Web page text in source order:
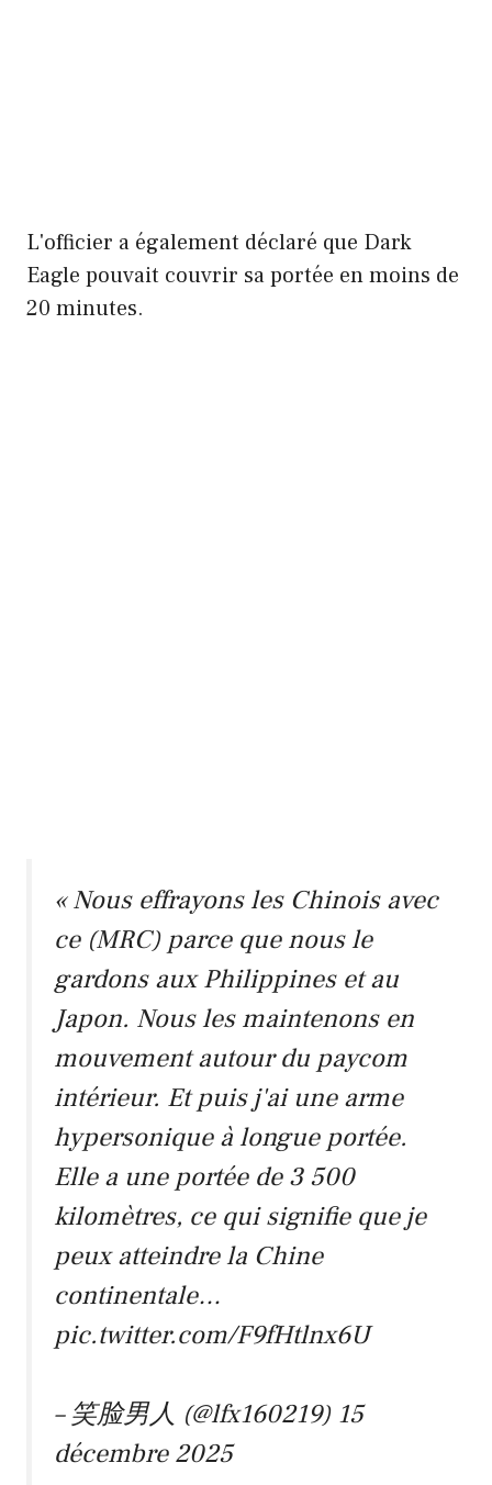
L'officier a également déclaré que Dark
Eagle pouvait couvrir sa portée en moins de
20 minutes.
« Nous effrayons les Chinois avec
ce (MRC) parce que nous le
gardons aux Philippines et au
Japon. Nous les maintenons en
mouvement autour du paycom
intérieur. Et puis j'ai une arme
hypersonique à longue portée.
Elle a une portée de 3 500
kilomètres, ce qui signifie que je
peux atteindre la Chine
continentale…
pic.twitter.com/F9fHtlnx6U
– 笑脸男人 (@lfx160219) 15
décembre 2025